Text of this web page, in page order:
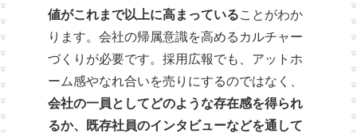
値がこれまで以上に高まっていることがわか
ります。会社の帰属意識を高めるカルチャー
づくりが必要です。採用広報でも、アットホ
ーム感やなれ合いを売りにするのではなく、
会社の一員としてどのような存在感を得られ
るか、既存社員のインタビューなどを通して